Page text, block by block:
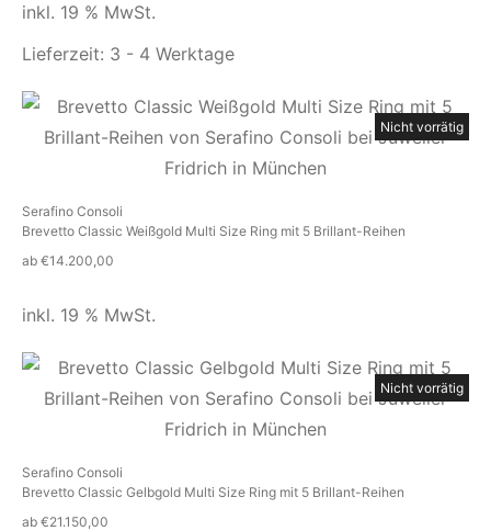
inkl. 19 % MwSt.
Lieferzeit: 3 - 4 Werktage
Nicht vorrätig
Serafino Consoli
Brevetto Classic Weißgold Multi Size Ring mit 5 Brillant-Reihen
ab €14.200,00
inkl. 19 % MwSt.
Nicht vorrätig
Serafino Consoli
Brevetto Classic Gelbgold Multi Size Ring mit 5 Brillant-Reihen
ab €21.150,00